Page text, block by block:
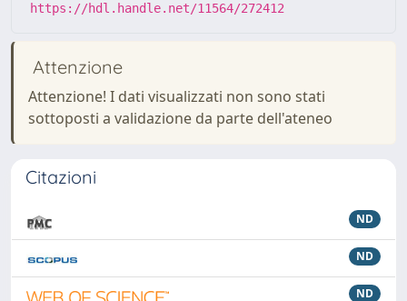
https://hdl.handle.net/11564/272412
Attenzione
Attenzione! I dati visualizzati non sono stati
sottoposti a validazione da parte dell'ateneo
Citazioni
ND
ND
ND